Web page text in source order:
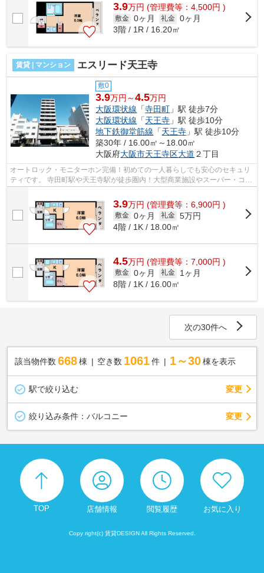
3.9万円 (管理費等：4,500円 )
敷金 0ヶ月 礼金 0ヶ月
3階 / 1R / 16.20㎡
賃貸 | マンション エスリード天王寺
敷0
3.9万円～4.5万円
大阪環状線 「寺田町 」駅 徒歩7分
大阪環状線 「天王寺 」駅 徒歩10分
地下鉄御堂筋線 「天王寺 」駅 徒歩10分
築30年 / 16.00㎡～18.00㎡
大阪府大阪市天王寺区大道 ２丁目
オートロック・モニターホン完備！初めての一人暮らしでも安心のセキュリ
ティです。 寺田町駅や天王寺駅が徒歩圏内！大型商業施設やスーパー・コン
3.9万円 (管理費等：6,900円 )
敷金 0ヶ月 礼金 5万円
4階 / 1K / 18.00㎡
4.5万円 (管理費等：7,000円 )
敷金 0ヶ月 礼金
1ヶ月
8階 / 1K / 16.00㎡
次の30件へ
該当物件数 668棟 空き数 1061 件 1～30 棟を表示
駅で絞り込む 変更
絞り込み条件： バルコニー 変更
TOP 店舗情報 閲覧履歴 お気に入り
Copy right(c) 賃貸DESIGN All Rights Reserved.